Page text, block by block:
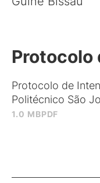
1.0 MBPDF
Protocolo
Protocolo de
Politécnico São